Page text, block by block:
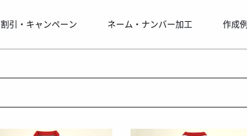
割引・キャンペーン ネーム・ナンバー加工 作成例